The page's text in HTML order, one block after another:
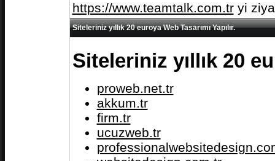
https://www.teamtalk.com.tryi
Siteleriniz yıllık 20 euroya Web Tasarımı Yapılır.
Siteleriniz yıllık 20
proweb.net.tr
akkum.tr
firm.tr
ucuzweb.tr